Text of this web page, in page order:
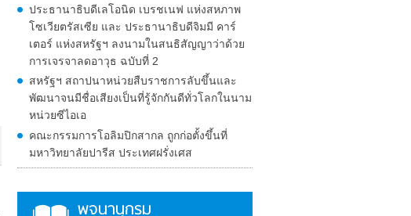
ประธานาธิบดีเลโอนิด เบรชเนฟ แห่งสหภาพ
โซเวียตรัสเซีย และ ประธานาธิบดีจิมมี คาร์
เตอร์ แห่งสหรัฐฯ ลงนามในสนธิสัญญาว่าด้วย
การเจรจาลดอาวุธ ฉบับที่ 2
สหรัฐฯ สถาปนาหน่วยสืบราชการลับขึ้นและ
พัฒนาจนมีชื่อเสียงเป็นที่รู้จักกันดีทั่วโลกในนาม
หน่วยซีไอเอ
คณะกรรมการโอลิมปิกสากล ถูกก่อตั้งขึ้นที่
มหาวิทยาลัยปารีส ประเทศฝรั่งเศส
พจนานุกรม